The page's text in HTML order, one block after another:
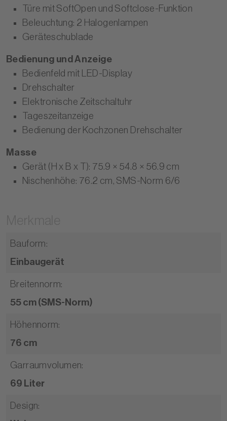
Türe mit SoftOpen und Softclose-Funktion
Beleuchtung: 2 Halogenlampen
Geräteschublade
Bedienung und Anzeige
Bedienfeld mit LED-Display
Drehschalter
Elektronische Zeitschaltuhr
Tageszeitanzeige
Bedienung der Kochzonen Drehschalter
Masse
Gerät (H x B x T): 75.9 × 54.8 × 56.9 cm
Nischenhöhe: 76.2 cm, SMS-Norm 6/6
Bauform:
Einbaugerät
Breitennorm:
55 cm (SMS-Norm)
Höhennorm:
76 cm
Garraumvolumen:
69 Liter
Design: